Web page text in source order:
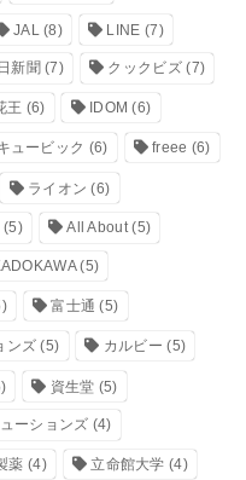
JAL (8) LINE (7)
新聞 (7) クックビズ(7)
王 (6) IDOM (6)
ュービック (6) freee (6)
ライオン (6)
(5) All About(5)
(5)
富士通 (5)
ンズ (5) カルビー (5)
資生堂 (5)
ーションズ (4)
薬 (4) 立命館大学 (4)